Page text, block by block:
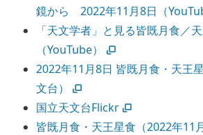
鏡から 2022年11月8日（
「天文学者」と見る皆既月食／
（YouTube）
2022年11月8日 皆既月食・天王
文台）
国立天文台Flickr
皆既月食・天王星食（2022年11